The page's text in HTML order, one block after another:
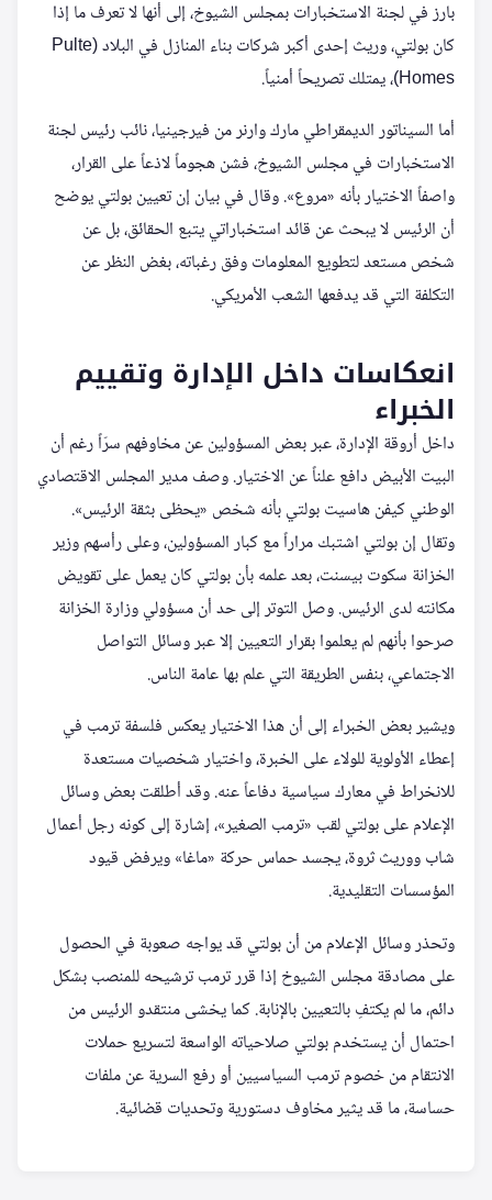
بارز في لجنة الاستخبارات بمجلس الشيوخ، إلى أنها لا تعرف ما إذا
كان بولتي، وريث إحدى أكبر شركات بناء المنازل في البلاد (Pulte
Homes)، يمتلك تصريحاً أمنياً.
أما السيناتور الديمقراطي مارك وارنر من فيرجينيا، نائب رئيس لجنة
الاستخبارات في مجلس الشيوخ، فشن هجوماً لاذعاً على القرار،
واصفاً الاختيار بأنه «مروع». وقال في بيان إن تعيين بولتي يوضح
أن الرئيس لا يبحث عن قائد استخباراتي يتبع الحقائق، بل عن
شخص مستعد لتطويع المعلومات وفق رغباته، بغض النظر عن
التكلفة التي قد يدفعها الشعب الأمريكي.
انعكاسات داخل الإدارة وتقييم
الخبراء
داخل أروقة الإدارة، عبر بعض المسؤولين عن مخاوفهم سرّاً رغم أن
البيت الأبيض دافع علناً عن الاختيار. وصف مدير المجلس الاقتصادي
الوطني كيفن هاسيت بولتي بأنه شخص «يحظى بثقة الرئيس».
وتقال إن بولتي اشتبك مراراً مع كبار المسؤولين، وعلى رأسهم وزير
الخزانة سكوت بيسنت، بعد علمه بأن بولتي كان يعمل على تقويض
مكانته لدى الرئيس. وصل التوتر إلى حد أن مسؤولي وزارة الخزانة
صرحوا بأنهم لم يعلموا بقرار التعيين إلا عبر وسائل التواصل
الاجتماعي، بنفس الطريقة التي علم بها عامة الناس.
ويشير بعض الخبراء إلى أن هذا الاختيار يعكس فلسفة ترمب في
إعطاء الأولوية للولاء على الخبرة، واختيار شخصيات مستعدة
للانخراط في معارك سياسية دفاعاً عنه. وقد أطلقت بعض وسائل
الإعلام على بولتي لقب «ترمب الصغير»، إشارة إلى كونه رجل أعمال
شاب ووريث ثروة، يجسد حماس حركة «ماغا» ويرفض قيود
المؤسسات التقليدية.
وتحذر وسائل الإعلام من أن بولتي قد يواجه صعوبة في الحصول
على مصادقة مجلس الشيوخ إذا قرر ترمب ترشيحه للمنصب بشكل
دائم، ما لم يكتفِ بالتعيين بالإنابة. كما يخشى منتقدو الرئيس من
احتمال أن يستخدم بولتي صلاحياته الواسعة لتسريع حملات
الانتقام من خصوم ترمب السياسيين أو رفع السرية عن ملفات
حساسة، ما قد يثير مخاوف دستورية وتحديات قضائية.